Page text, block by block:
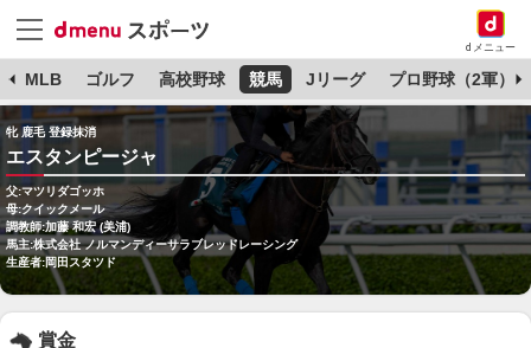
dメニュー
MLB ゴルフ 高校野球 競馬 Jリーグ プロ野球（2軍）
牝 鹿毛 登録抹消
エスタンピージャ
父:マツリダゴッホ
母:クイックメール
調教師:加藤 和宏 (美浦)
馬主:株式会社 ノルマンディーサラブレッドレーシング
生産者:岡田スタツド
賞金